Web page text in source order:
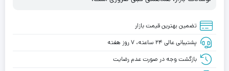
تضمین بهترین قیمت بازار
پشتیبانی عالی ۲۴ ساعته، ۷ روز هفته
بازگشت وجه در صورت عدم رضایت